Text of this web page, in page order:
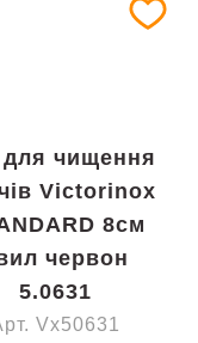
для чищення
Victorinox
8см
червон
5.0631
Vx50631